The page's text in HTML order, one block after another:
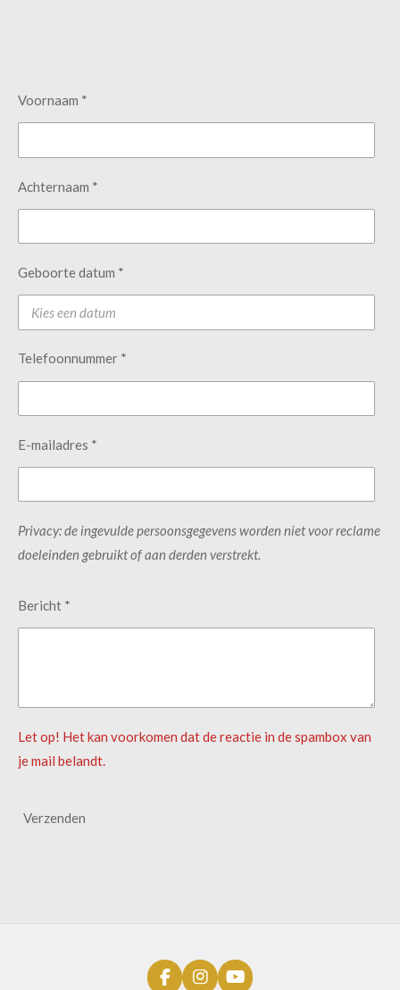
Voornaam *
Achternaam *
Geboorte datum *
Telefoonnummer *
E-mailadres *
Privacy: de ingevulde persoonsgegevens worden niet voor reclame
doeleinden gebruikt of aan derden verstrekt.
Bericht *
Let op! Het kan voorkomen dat de reactie in de spambox van
je mail belandt.
Verzenden
F I Y